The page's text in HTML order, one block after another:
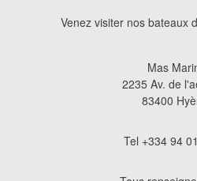
Venez visiter nos bateaux
Mas
2235 Av. de
83400
Tel +334 94